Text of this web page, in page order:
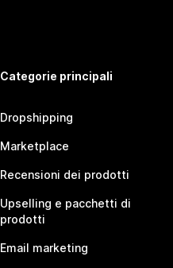
Categorie principali
Dropshipping
Marketplace
Recensioni dei prodotti
Upselling e pacchetti di
prodotti
Email marketing